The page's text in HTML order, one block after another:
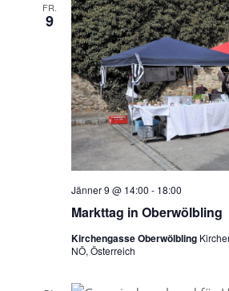
FR.
9
Markttag in Oberwölbling
Jänner 9 @ 14:00 - 18:00
Kirchengasse Oberwölbling
NÖ, Österreich